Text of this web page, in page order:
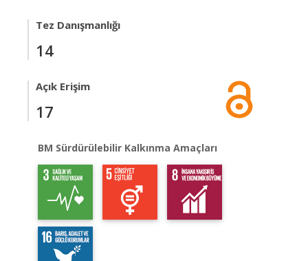
Tez Danışmanlığı
14
Açık Erişim
17
BM Sürdürülebilir Kalkınma Amaçları